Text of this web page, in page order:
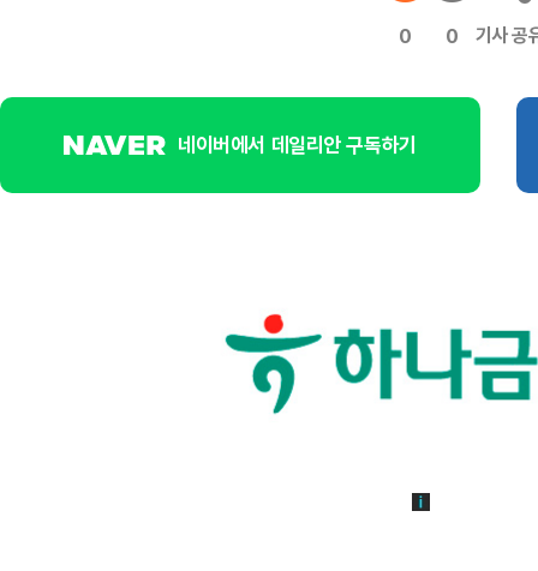
0 0 기사 공
네이버에서 데일리안 구독하기